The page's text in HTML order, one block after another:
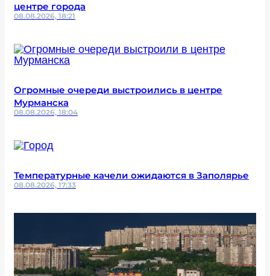
центре города
08.08.2026, 18:21
Огромные очереди выстроились в центре
Мурманска
08.08.2026, 18:04
Температурные качели ожидаются в Заполярье
08.08.2026, 17:33